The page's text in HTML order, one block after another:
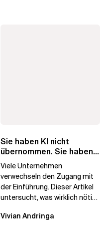
Sie haben KI nicht
übernommen. Sie haben
Lizenzen gekauft.
Viele Unternehmen
verwechseln den Zugang mit
der Einführung. Dieser Artikel
untersucht, was wirklich nötig
Wirkung...
Vivian Andringa